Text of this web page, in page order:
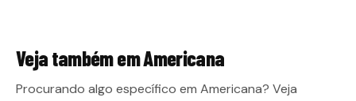
Veja também emAmericana
Procurando algo específico em Americana? Veja